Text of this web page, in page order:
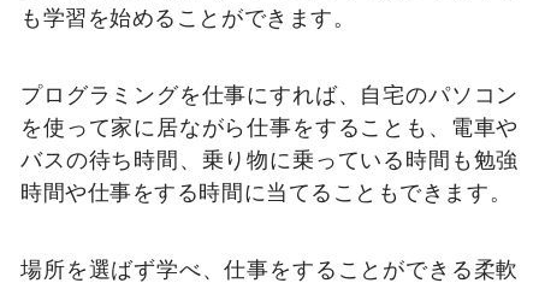
も学習を始めることができます。
プログラミングを仕事にすれば、自宅のパソコン
を使って家に居ながら仕事をすることも、電車や
バスの待ち時間、乗り物に乗っている時間も勉強
時間や仕事をする時間に当てることもできます。
場所を選ばず学べ、仕事をすることができる柔軟